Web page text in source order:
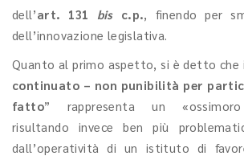
dell’art. 131 bisc.p., finendo per
dell’innovazione legislativa.
Quanto al primo aspetto, si è detto che
continuato – non punibilità per
fatto” rappresenta un «ossimoro
risultando invece ben più
dall’operatività di un istituto di